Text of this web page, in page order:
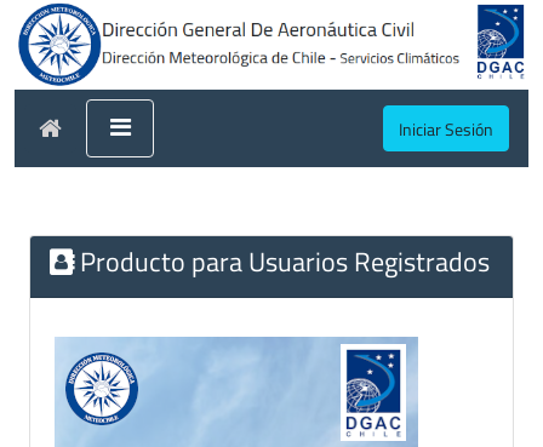
Iniciar Sesión
Producto para Usuarios Registrados